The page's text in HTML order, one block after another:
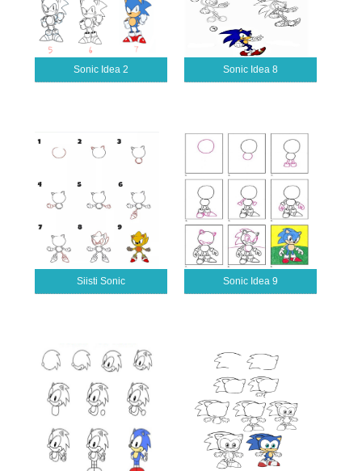
Sonic Idea 2 Sonic Idea 8
Siisti Sonic Sonic Idea 9